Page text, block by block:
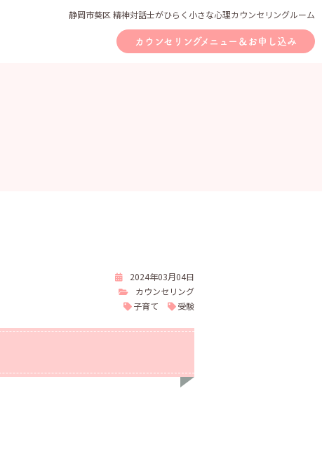
静岡市葵区 精神対話士がひらく小さな心理カウンセリングルーム
カウンセリングメニュー＆お申し込み
2024年03月04日
カウンセリング
子育て
受験